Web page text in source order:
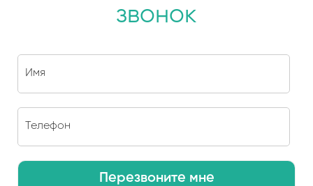
звонок
Перезвоните мне